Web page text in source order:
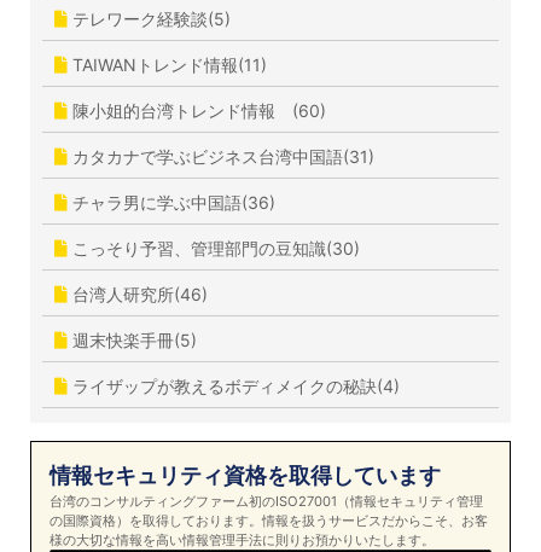
テレワーク経験談(5)
TAIWANトレンド情報(11)
陳小姐的台湾トレンド情報 (60)
カタカナで学ぶビジネス台湾中国語(31)
チャラ男に学ぶ中国語(36)
こっそり予習、管理部門の豆知識(30)
台湾人研究所(46)
週末快楽手冊(5)
ライザップが教えるボディメイクの秘訣(4)
情報セキュリティ資格を取得しています
台湾のコンサルティングファーム初のISO27001（情報セキュリティ管理
の国際資格）を取得しております。情報を扱うサービスだからこそ、お客
様の大切な情報を高い情報管理手法に則りお預かりいたします。